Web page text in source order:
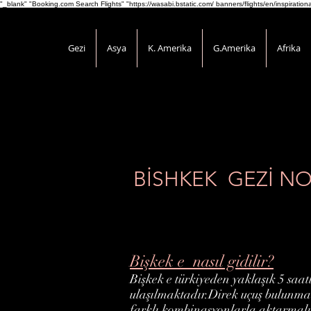
"_blank" "Booking.com Search Flights" "https://wasabi.bstatic.com/ banners/flights/en/
Gezi Asya K. Amerika G.Amerika Afrika
BİSHKEK GEZİ
Bişkek e nasıl gidilir?
Bişkek e türkiyeden yaklaşık 5
ulaşılmaktadır.Direk uçuş